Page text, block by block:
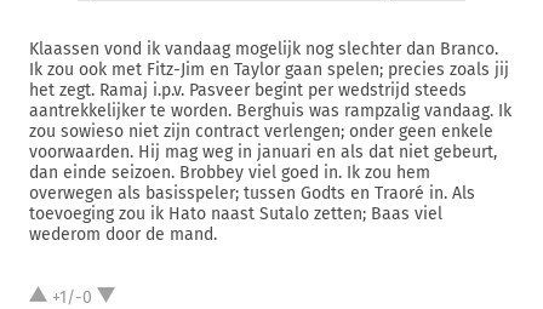
Klaassen vond ik vandaag mogelijk nog slechter dan Branco.
Ik zou ook met Fitz-Jim en Taylor gaan spelen; precies zoals jij
het zegt. Ramaj i.p.v. Pasveer begint per wedstrijd steeds
aantrekkelijker te worden. Berghuis was rampzalig vandaag. Ik
zou sowieso niet zijn contract verlengen; onder geen enkele
voorwaarden. Hij mag weg in januari en als dat niet gebeurt,
dan einde seizoen. Brobbey viel goed in. Ik zou hem
overwegen als basisspeler; tussen Godts en Traoré in. Als
toevoeging zou ik Hato naast Sutalo zetten; Baas viel
wederom door de mand.
+1/-0